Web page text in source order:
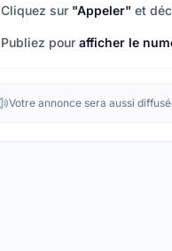
Cliquez sur "Appeler" et
Publiez pour afficher le
Votre annonce sera aussi